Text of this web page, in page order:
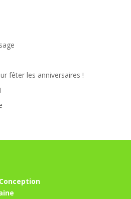
fêter les anniversaires !